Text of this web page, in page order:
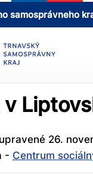
samosprávneho
26.
- Centrum